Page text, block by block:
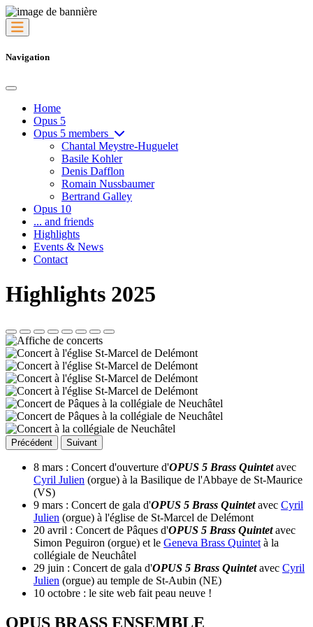
Navigation
Home
Opus 5
Opus 5 members
Chantal Meystre-Huguelet
Basile Kohler
Denis Dafflon
Romain Nussbaumer
Bertrand Galley
Opus 10
... and friends
Highlights
Events & News
Contact
Highlights 2025
Précédent Suivant
8 mars : Concert d'ouverture d'OPUS 5 Brass Quintetavec
Cyril Julien (orgue) à la Basilique de l'Abbaye de St-Maurice
(VS)
9 mars : Concert de gala d'OPUS 5 Brass Quintetavec Cyril
Julien (orgue) à l'église de St-Marcel de Delémont
20 avril : Concert de Pâques d'OPUS 5 Brass Quintetavec
Simon Peguiron (orgue) et le Geneva Brass Quintet à la
collégiale de Neuchâtel
29 juin : Concert de gala d'OPUS 5 Brass Quintetavec Cyril
Julien (orgue) au temple de St-Aubin (NE)
10 octobre : le site web fait peau neuve !
OPUS BRASS ENSEMBLE